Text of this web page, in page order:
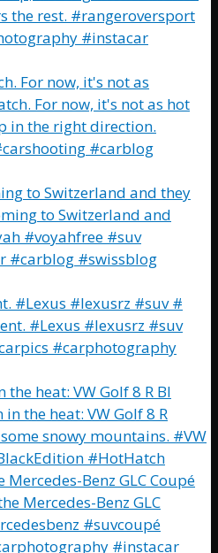
For now, it's not as
to Switzerland and they
#Lexus #lexusrz #suv #
heat: VW Golf 8 R Bl
Benz GLC Coupé